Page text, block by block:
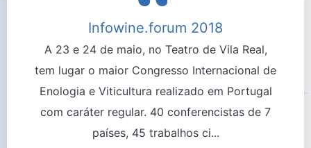
Infowine.forum 2018
A 23 e 24 de maio, no Teatro de Vila Real,
tem lugar o maior Congresso Internacional de
Enologia e Viticultura realizado em Portugal
com caráter regular. 40 conferencistas de 7
países, 45 trabalhos ci...